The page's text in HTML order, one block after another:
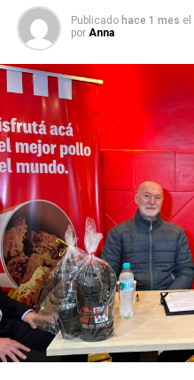
Publicado hace 1 mes el
por Anna